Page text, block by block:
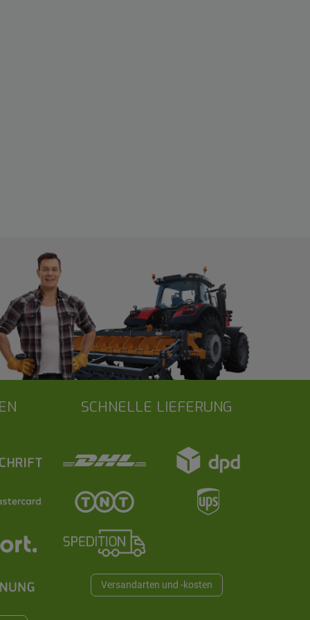
SCHNELLE LIEFERUNG
Versandarten und -kosten